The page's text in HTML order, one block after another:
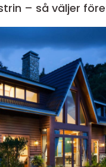
– så väljer